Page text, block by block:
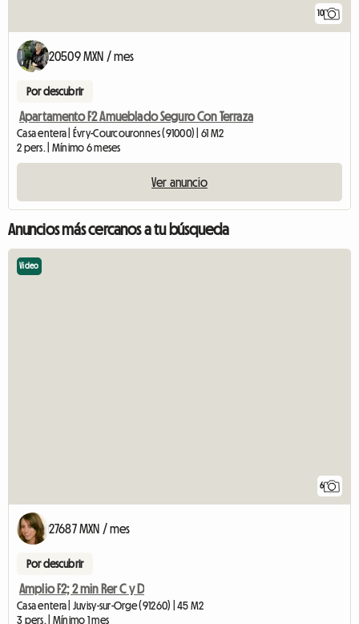
10
20509 MXN / mes
Por descubrir
Apartamento F2 Amueblado Seguro Con Terraza
Casa entera | Évry-Courcouronnes (91000) | 61 M2
2 pers. | Mínimo 6 meses
Ver anuncio
Anuncios más cercanos a tu búsqueda
6
Video
27687 MXN / mes
Por descubrir
Amplio F2; 2 min Rer C y D
Casa entera | Juvisy-sur-Orge (91260) | 45 M2
3 pers. | Mínimo 1 mes